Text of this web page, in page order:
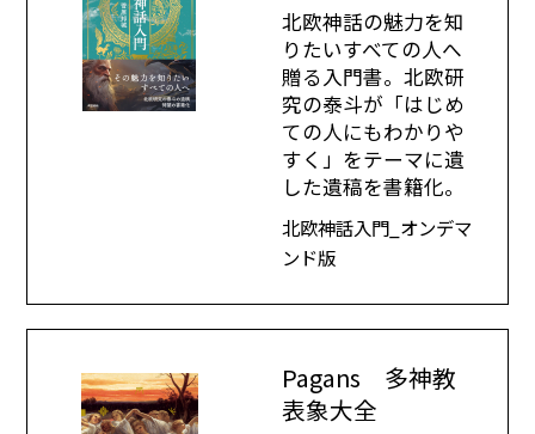
北欧神話の魅力を知
りたいすべての人へ
贈る入門書。北欧研
究の泰斗が「はじめ
ての人にもわかりや
すく」をテーマに遺
した遺稿を書籍化。
北欧神話入門_オンデマ
ンド版
Pagans 多神教
表象大全